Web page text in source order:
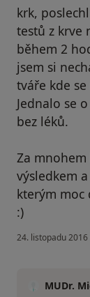
krk,
testů z krve
během 2
jsem si
tváře kde
Jednalo se
bez léků.
Za
výsledkem
kterým moc
:)
24. listopadu 2016
MUDr.